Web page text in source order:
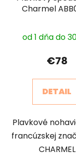
Charmel
od 1 dňa do
€78
DETAIL
Plavkové
francúzskej
CHARMEL